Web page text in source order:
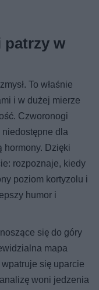
patrzy w
To właśnie
i w dużej mierze
Czworonogi
dla
hormony. Dzięki
rozpoznaje, kiedy
poziom kortyzolu i
humor i
się do góry
mapa
się uparcie
woni jedzenia